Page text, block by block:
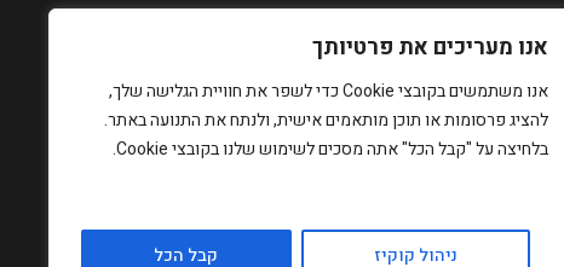
אנו מעריכים את פרטיותך
אנו משתמשים בקובצי Cookie כדי לשפר את חוויית הגלישה שלך,
להציג פרסומות או תוכן מותאמים אישית, ולנתח את התנועה באתר.
בלחיצה על "קבל הכל" אתה מסכים לשימוש שלנו בקובצי Cookie.
ניהול קוקיז קבל הכל